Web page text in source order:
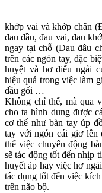
khớp vai và khớp chân
đau đầu, đau vai, đau
ngay tại chỗ (Đau đâu
trên các ngón tay, đặc
huyệt và hơ điếu ngải
hiệu quả trong việc làm
đầu gối …
Không chỉ thế, mà qua
cho ta hình dung được
cơ thể như bàn tay úp
tay với ngón cái giơ
thế việc chuyển động
sẽ tác động tốt đến nhịp
huyết áp hay việc hơ
tác dụng tốt đến việc
trên não bộ.